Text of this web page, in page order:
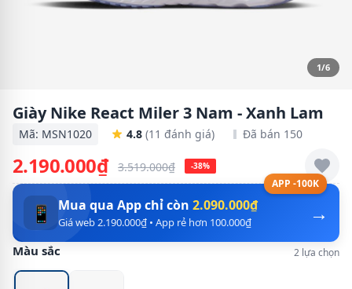
1/6
Giày Nike React Miler 3 Nam - Xanh Lam
Mã: MSN1020 4.8 (11 đánh giá) Đã bán 150
2.190.000₫ 3.519.000₫ -38%
APP -100K
→
📱 Mua qua App chỉ còn 2.090.000₫
Giá web 2.190.000₫ • App rẻ hơn 100.000₫
Màu sắc 2 lựa chọn